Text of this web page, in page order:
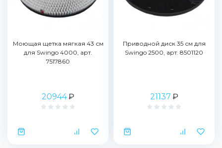
Моющая щетка мягкая 43 см
для Swingo 4000, арт.
7517860
20944₽
Приводной диск 35 см для
Swingo 2500, арт. 8501120
21137 ₽